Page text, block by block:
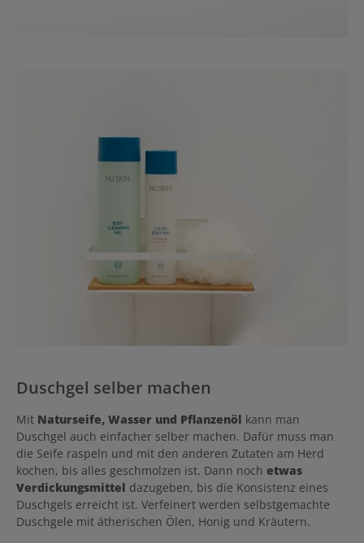
Duschgel selber machen
Mit Naturseife, Wasser und Pflanzenöl kann man
Duschgel auch einfacher selber machen. Dafür muss man
die Seife raspeln und mit den anderen Zutaten am Herd
kochen, bis alles geschmolzen ist. Dann noch etwas
Verdickungsmittel dazugeben, bis die Konsistenz eines
Duschgels erreicht ist. Verfeinert werden selbstgemachte
Duschgele mit ätherischen Ölen, Honig und Kräutern.